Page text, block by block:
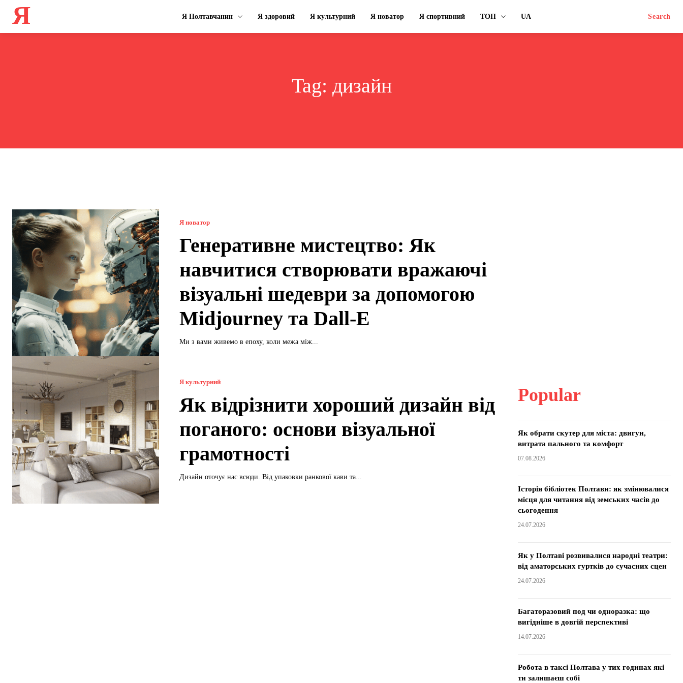
Я Я Полтавчанин Я здоровий Я культурний Я новатор Я спортивний ТОП UA Search
Tag: дизайн
Я новатор
Генеративне мистецтво: Як
навчитися створювати вражаючі
візуальні шедеври за допомогою
Midjourney та Dall-E
Ми з вами живемо в епоху, коли межа між...
Я культурний
Як відрізнити хороший дизайн від
поганого: основи візуальної
грамотності
Дизайн оточує нас всюди. Від упаковки ранкової кави та...
Popular
Як обрати скутер для міста: двигун,
витрата пального та комфорт
07.08.2026
Історія бібліотек Полтави: як змінювалися
місця для читання від земських часів до
сьогодення
24.07.2026
Як у Полтаві розвивалися народні театри:
від аматорських гуртків до сучасних сцен
24.07.2026
Багаторазовий под чи одноразка: що
вигідніше в довгій перспективі
14.07.2026
Робота в таксі Полтава у тих годинах які
ти залишаєш собі